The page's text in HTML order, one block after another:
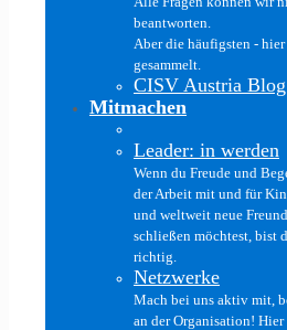
beantworten.
Aber die häufigsten -
gesammelt.
CISV Austria Blog
Mitmachen
Leader: in werden
Wenn du Freude und
der Arbeit mit und für
und weltweit neue
schließen möchtest, bist
richtig.
Netzwerke
Mach bei uns aktiv mit,
an der Organisation!